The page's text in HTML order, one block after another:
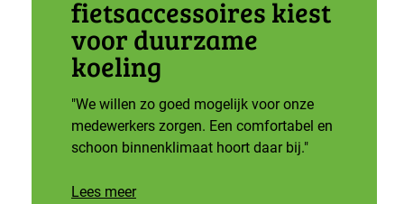
fietsaccessoires kiest
voor duurzame
koeling
"We willen zo goed mogelijk voor onze
medewerkers zorgen. Een comfortabel en
schoon binnenklimaat hoort daar bij."
Lees meer